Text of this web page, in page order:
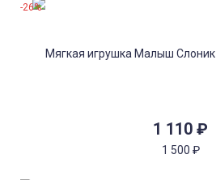
1 110 ₽
1 500 ₽
-26%